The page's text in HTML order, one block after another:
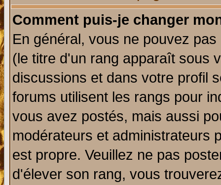
Comment puis-je changer
En général, vous ne pouvez
(le titre d'un rang apparaît sous
discussions et dans votre profil
forums utilisent les rangs pour
vous avez postés, mais aussi
modérateurs et administrateurs
est propre. Veuillez ne pas
d'élever son rang, vous